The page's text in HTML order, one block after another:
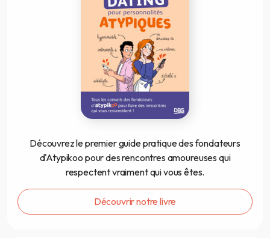
Découvrez le premier guide pratique des fondateurs
d'Atypikoo pour des rencontres amoureuses qui
respectent vraiment qui vous êtes.
Découvrir notre livre